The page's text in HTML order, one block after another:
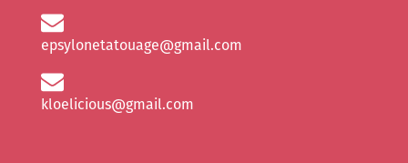
epsylonetatouage@gmail.com
kloelicious@gmail.com